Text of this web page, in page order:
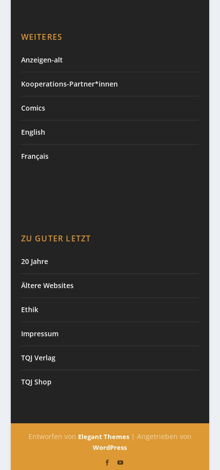
WEITERES
Anzeigen-alt
Kooperations-Partner*innen
Comics
English
Français
ZU GUTER LETZT
20 Jahre
Ältere Websites
Ethik
Impressum
TQJ Verlag
TQJ Shop
Entworfen von Elegant Themes| Angetrieben von
WordPress